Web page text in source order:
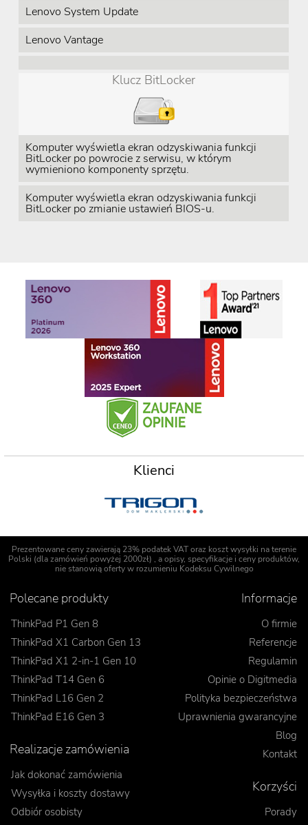
Lenovo System Update
Lenovo Vantage
Klucz BitLocker
Komputer wyświetla ekran odzyskiwania funkcji
BitLocker po powrocie z serwisu, w którym
wymieniono komponenty sprzętu.
Komputer wyświetla ekran odzyskiwania funkcji
BitLocker po zmianie ustawień BIOS-u.
Klienci
Prezentowane ceny zawierają 23% podatek VAT oraz koszt wysyłki na terenie
Polski (dla zamówień powyżej 2000zł) , a opisy, specyfikacje i ceny produktów,
nie stanowią oferty w rozumieniu Kodeksu Cywilnego
Polecane produkty
ThinkPad P1 Gen 8
ThinkPad X1 Carbon Gen 13
ThinkPad X1 2-in-1 Gen 10
ThinkPad T14 Gen 6
ThinkPad L16 Gen 2
ThinkPad E16 Gen 3
Informacje
O firmie
Referencje
Regulamin
Opinie o Digitmedia
Polityka bezpieczeństwa
Uprawnienia gwarancyjne
Blog
Kontakt
Realizacje zamówienia
Jak dokonać zamówienia
Wysyłka i koszty dostawy
Odbiór osobisty
Korzyści
Porady